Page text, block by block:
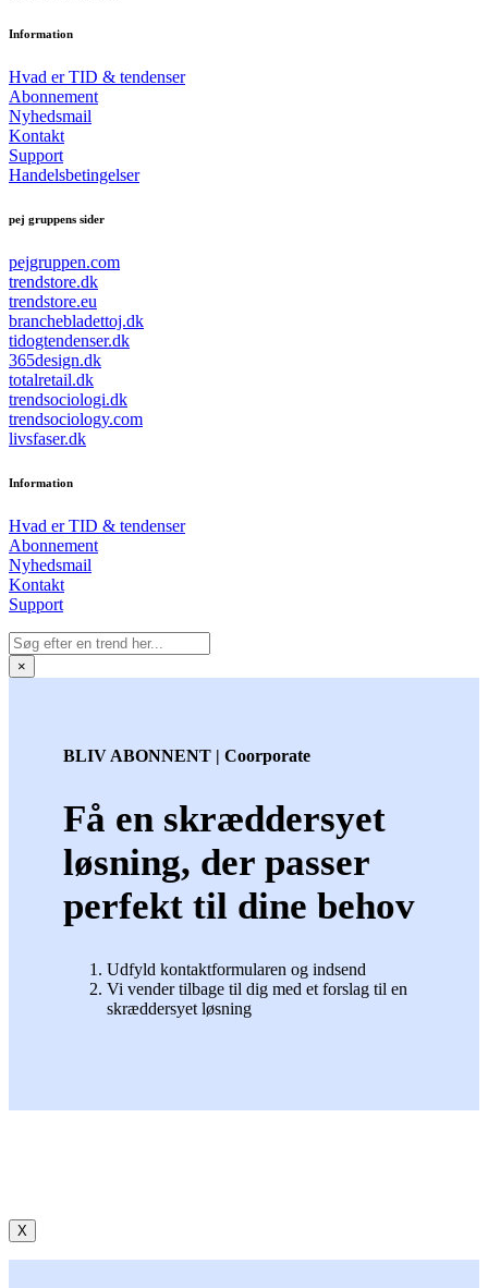
Information
Hvad er TID & tendenser
Abonnement
Nyhedsmail
Kontakt
Support
Handelsbetingelser
pej gruppens sider
pejgruppen.com
trendstore.dk
trendstore.eu
branchebladettoj.dk
tidogtendenser.dk
365design.dk
totalretail.dk
trendsociologi.dk
trendsociology.com
livsfaser.dk
Information
Hvad er TID & tendenser
Abonnement
Nyhedsmail
Kontakt
Support
×
BLIV ABONNENT | Coorporate
Få en skræddersyet
løsning, der passer
perfekt til dine behov
Udfyld kontaktformularen og indsend
Vi vender tilbage til dig med et forslag til en
skræddersyet løsning
X